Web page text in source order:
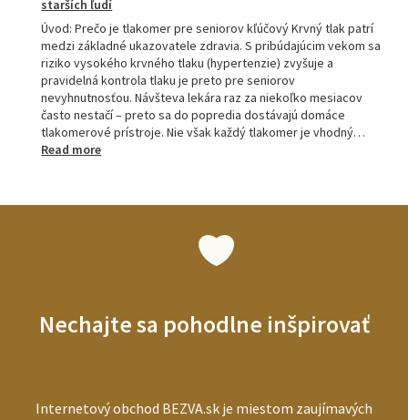
starších ľudí
Úvod: Prečo je tlakomer pre seniorov kľúčový Krvný tlak patrí
medzi základné ukazovatele zdravia. S pribúdajúcim vekom sa
riziko vysokého krvného tlaku (hypertenzie) zvyšuje a
pravidelná kontrola tlaku je preto pre seniorov
nevyhnutnosťou. Návšteva lekára raz za niekoľko mesiacov
často nestačí – preto sa do popredia dostávajú domáce
tlakomerové prístroje. Nie však každý tlakomer je vhodný…
Read more:
ľudí
Nechajte sa pohodlne inšpirovať
Internetový obchod BEZVA.sk je miestom zaujímavých